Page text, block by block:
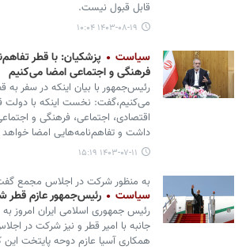
قابل قبول نیست.
۱۴۰۳-۰۸-۱۹ ۱۰:۰۴
سیاست
پزشکیان: با قطر
فرهنگی و اجتماعی امضا می‌کنیم
می‌کنیم،گفت: نخست اینکه با دولت
اقتصادی، اجتماعی، فرهنگی و
داشت و تفاهم‌نامه‌هایی امضا
۱۴۰۳-۰۷-۱۱ ۱۵:۱۹
به منظور شرکت در اجلاس مجمع
سیاست رئیس‌جمهور عازم قطر
رئیس جمهوری اسلامی ایران امروز
جانبه با امیر قطر و نیز شرکت در
همکاری آسیا عازم دوحه پایتخت